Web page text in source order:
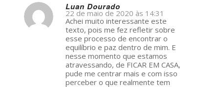
Luan Dourado
s
ays:
22 de maio de 2020 às 14:31
Achei muito interessante este
texto, pois me fez refletir sobre
esse processo de encontrar o
equilíbrio e paz dentro de mim. E
nesse momento que estamos
atravessando, de FICAR EM CASA,
pude me centrar mais e com isso
perceber o que realmente tem